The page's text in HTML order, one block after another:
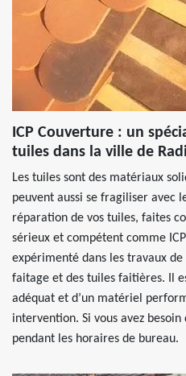
ICP Couverture : un
tuiles dans la ville de
Les tuiles sont des matériaux
peuvent aussi se fragiliser avec
réparation de vos tuiles, faites
sérieux et compétent comme
expérimenté dans les travaux
faitage et des tuiles faitières. Il
adéquat et d’un matériel
intervention. Si vous avez
pendant les horaires de bureau.